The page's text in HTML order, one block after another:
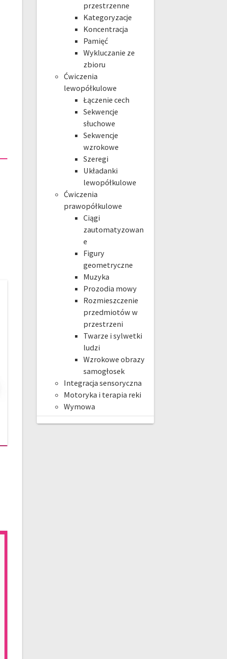
przestrzenne
Kategoryzacje
Koncentracja
Pamięć
Wykluczanie ze
zbioru
Ćwiczenia
lewopółkulowe
Łączenie cech
Sekwencje
słuchowe
Sekwencje
wzrokowe
Szeregi
Układanki
lewopółkulowe
Ćwiczenia
prawopółkulowe
Ciągi
zautomatyzowan
e
Figury
geometryczne
Muzyka
Prozodia mowy
Rozmieszczenie
przedmiotów w
przestrzeni
Twarze i sylwetki
ludzi
Wzrokowe obrazy
samogłosek
Integracja sensoryczna
Motoryka i terapia reki
Wymowa